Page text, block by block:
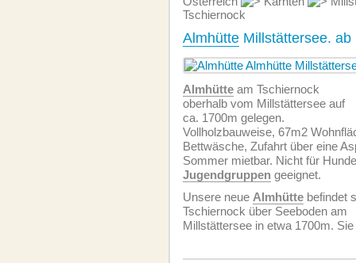
Tschiernock
Almhütte Millstättersee. ab
Almhütte am Tschiernock
oberhalb vom Millstättersee auf
ca. 1700m gelegen.
Vollholzbauweise, 67m2
Bettwäsche, Zufahrt über eine
Sommer mietbar. Nicht für
Jugendgruppen geeignet.
Unsere neue Almhütte befindet
Tschiernock über Seeboden am
Millstättersee in etwa 1700m.